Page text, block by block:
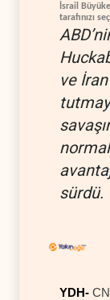
İsrail
tarafınızı
ve
sürdü.
YDH-